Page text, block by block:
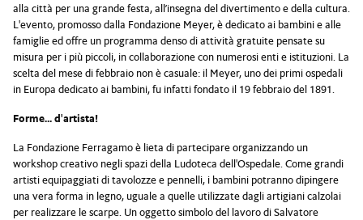
alla città per una grande festa, all’insegna del divertimento e della cultura.
L'evento, promosso dalla Fondazione Meyer, è dedicato ai bambini e alle
famiglie ed offre un programma denso di attività gratuite pensate su
misura per i più piccoli, in collaborazione con numerosi enti e istituzioni. La
scelta del mese di febbraio non è casuale: il Meyer, uno dei primi ospedali
in Europa dedicato ai bambini, fu infatti fondato il 19 febbraio del 1891.
Forme... d'artista!
La Fondazione Ferragamo è lieta di partecipare organizzando un
workshop creativo negli spazi della Ludoteca dell'Ospedale. Come grandi
artisti equipaggiati di tavolozze e pennelli, i bambini potranno dipingere
una vera forma in legno, uguale a quelle utilizzate dagli artigiani calzolai
per realizzare le scarpe. Un oggetto simbolo del lavoro di Salvatore